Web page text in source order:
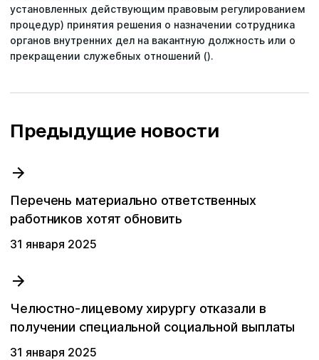
установленных действующим правовым регулированием
процедур) принятия решения о назначении сотрудника
органов внутренних дел на вакантную должность или о
прекращении служебных отношений ().
Предыдущие новости
Перечень материально ответственных
работников хотят обновить
31 января 2025
Челюстно-лицевому хирургу отказали в
получении специальной социальной выплаты
31 января 2025